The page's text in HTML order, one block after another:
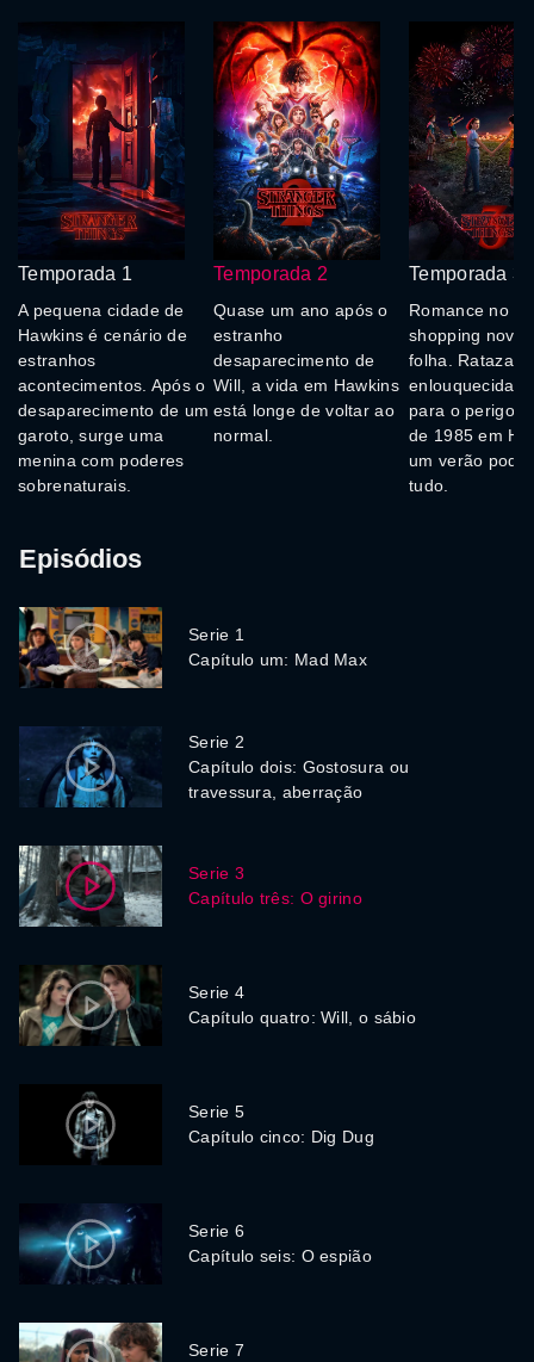
Temporada 1
A pequena cidade de
Hawkins é cenário de
estranhos
acontecimentos. Após o
desaparecimento de um
garoto, surge uma
menina com poderes
sobrenaturais.
Temporada 2
Quase um ano após o
estranho
desaparecimento de
Will, a vida em Hawkins
está longe de voltar ao
normal.
Temporada 3
Romance no
shopping
folha.
enlouquecidas
para o perigo.
de 1985 em
um verão pode
tudo.
Episódios
Serie 1
Capítulo um: Mad Max
Serie 2
Capítulo dois: Gostosura ou
travessura, aberração
Serie 3
Capítulo três: O girino
Serie 4
Capítulo quatro: Will, o sábio
Serie 5
Capítulo cinco: Dig Dug
Serie 6
Capítulo seis: O espião
Serie 7